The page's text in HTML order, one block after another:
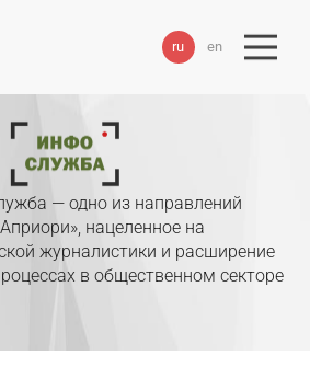
ru en
— одно из направлений
нацеленное на
журналистики и расширение
в общественном секторе